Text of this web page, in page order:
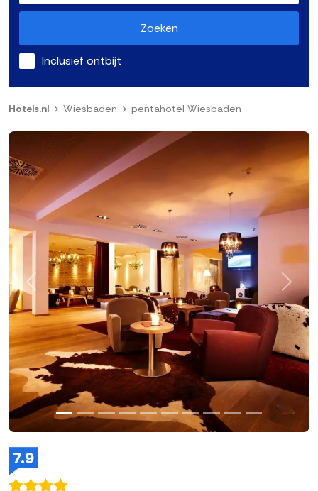
Zoeken
Inclusief ontbijt
Hotels.nl Wiesbaden pentahotel Wiesbaden
7.9